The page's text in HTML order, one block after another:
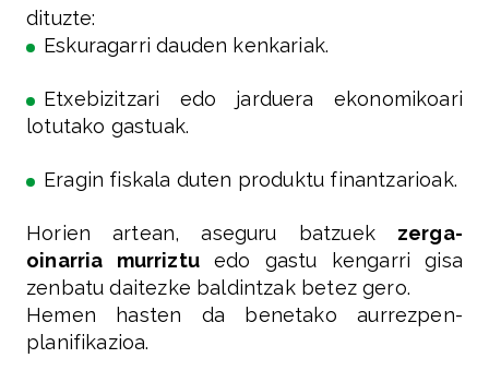
dituzte:
Eskuragarri dauden kenkariak.
Etxebizitzari edo jarduera ekonomikoari
lotutako gastuak.
Eragin fiskala duten produktu finantzarioak.
Horien artean, aseguru batzuek zerga-
oinarria murriztuedo gastu kengarri gisa
zenbatu daitezke baldintzak betez gero.
Hemen hasten da benetako aurrezpen-
planifikazioa.